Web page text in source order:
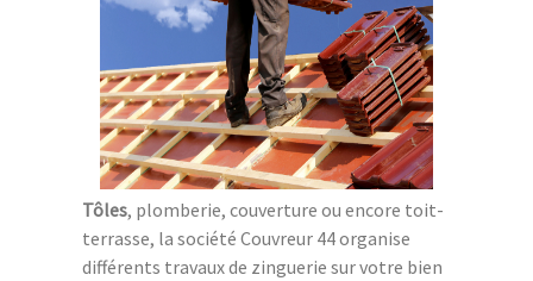
Tôles, plomberie, couverture ou encore toit-
terrasse, la société Couvreur 44 organise
différents travaux de zinguerie sur votre bien